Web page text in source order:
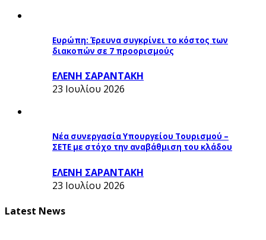
Ευρώπη: Έρευνα συγκρίνει το κόστος των
διακοπών σε 7 προορισμούς
ΕΛΕΝΗ ΣΑΡΑΝΤΑΚΗ
23 Ιουλίου 2026
Νέα συνεργασία Υπουργείου Τουρισμού –
ΣΕΤΕ με στόχο την αναβάθμιση του κλάδου
ΕΛΕΝΗ ΣΑΡΑΝΤΑΚΗ
23 Ιουλίου 2026
Latest News